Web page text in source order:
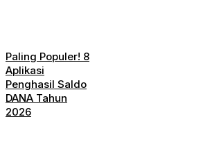
Paling Populer! 8
Aplikasi
Penghasil Saldo
DANA Tahun
2026